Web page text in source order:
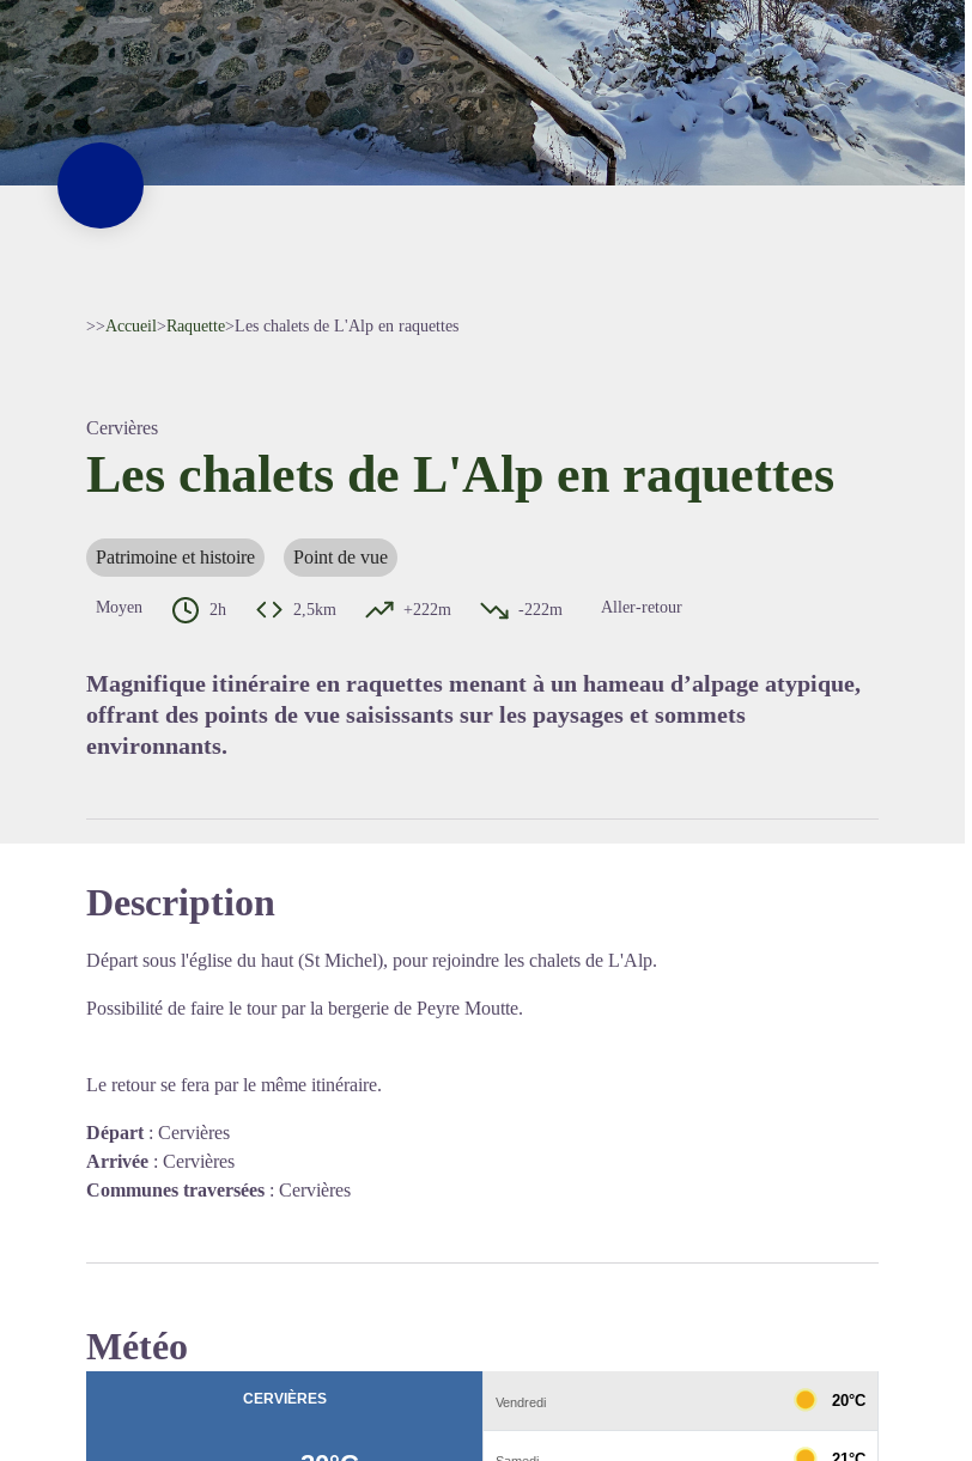
>>Accueil>Raquette>Les chalets de L'Alp en raquettes
Cervières
Les chalets de L'Alp en raquettes
Patrimoine et histoire Point de vue
Moyen 2h 2,5km +222m -222m Aller-retour
Magnifique itinéraire en raquettes menant à un hameau d’alpage atypique,
offrant des points de vue saisissants sur les paysages et sommets
environnants.
Description
Départ sous l'église du haut (St Michel), pour rejoindre les chalets de L'Alp.
Possibilité de faire le tour par la bergerie de Peyre Moutte.
Le retour se fera par le même itinéraire.
Départ : Cervières
Arrivée : Cervières
Communes traversées : Cervières
Météo